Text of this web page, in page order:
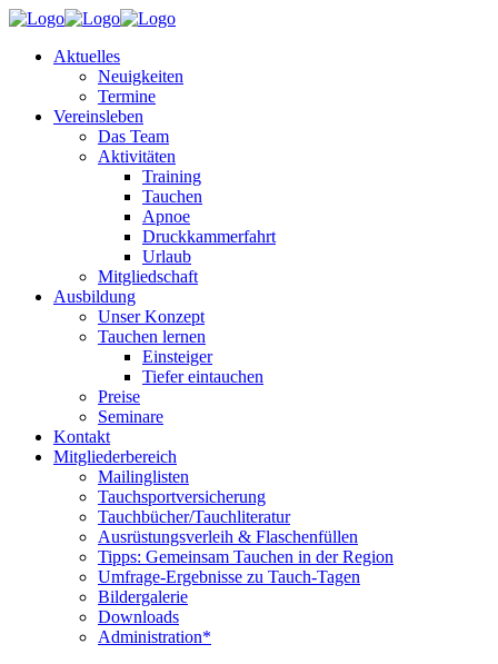
Aktuelles
Neuigkeiten
Termine
Vereinsleben
Das Team
Aktivitäten
Training
Tauchen
Apnoe
Druckkammerfahrt
Urlaub
Mitgliedschaft
Ausbildung
Unser Konzept
Tauchen lernen
Einsteiger
Tiefer eintauchen
Preise
Seminare
Kontakt
Mitgliederbereich
Mailinglisten
Tauchsportversicherung
Tauchbücher/Tauchliteratur
Ausrüstungsverleih & Flaschenfüllen
Tipps: Gemeinsam Tauchen in der Region
Umfrage-Ergebnisse zu Tauch-Tagen
Bildergalerie
Downloads
Administration*